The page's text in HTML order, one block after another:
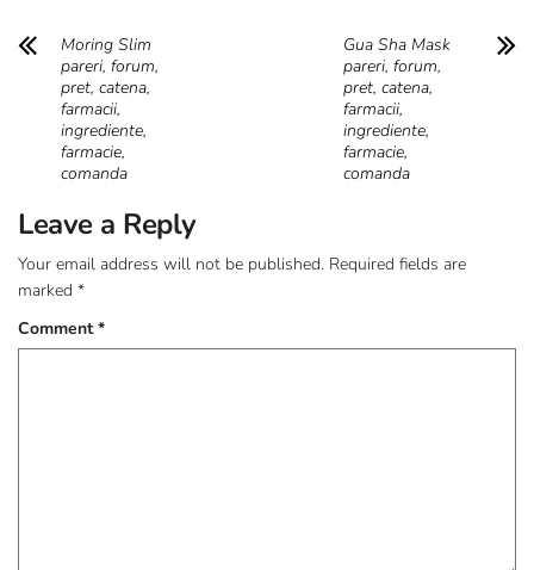
Moring Slim
pareri, forum,
pret, catena,
farmacii,
ingrediente,
farmacie,
comanda
Gua Sha Mask
pareri, forum,
pret, catena,
farmacii,
ingrediente,
farmacie,
comanda
Leave a Reply
Your email address will not be published. Required fields are
marked *
Comment*